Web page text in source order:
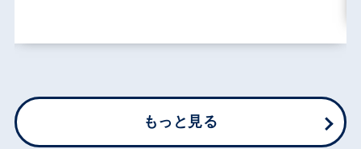
もっと見る